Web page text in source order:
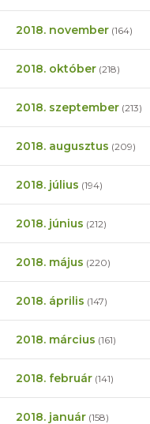
2018. november (164)
2018. október (218)
2018. szeptember (213)
2018. augusztus (209)
2018. július (194)
2018. június (212)
2018. május (220)
2018. április (147)
2018. március (161)
2018. február (141)
2018. január (158)